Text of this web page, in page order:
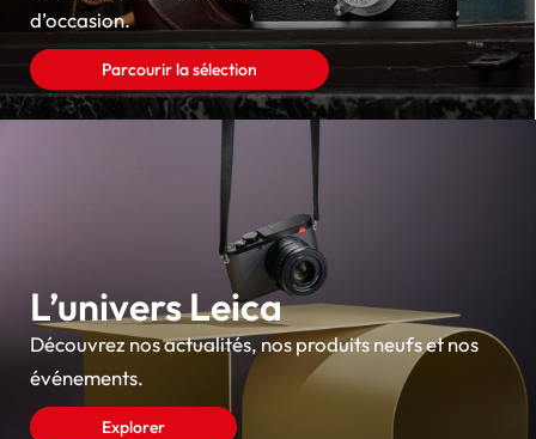
d’occasion.
Parcourir la sélection
L’univers Leica
Découvrez nos actualités, nos produits neufs et nos
événements.
Explorer